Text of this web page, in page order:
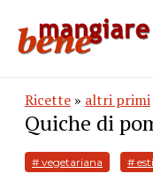
Ricette » altri primi
Quiche di
# vegetariana #